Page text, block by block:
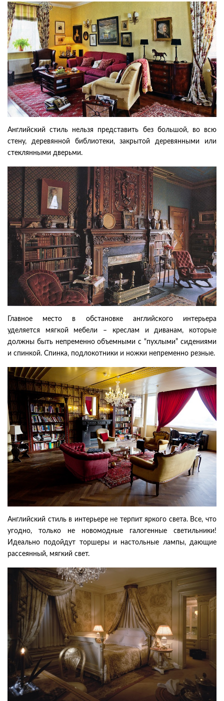
Английский стиль нельзя представить без большой, во всю
стену, деревянной библиотеки, закрытой деревянными или
стеклянными дверьми.
Главное место в обстановке английского интерьера
уделяется мягкой мебели – креслам и диванам, которые
должны быть непременно объемными с “пухлыми” сидениями
и спинкой. Спинка, подлокотники и ножки непременно резные.
Английский стиль в интерьере не терпит яркого света. Все, что
угодно, только не новомодные галогенные светильники!
Идеально подойдут торшеры и настольные лампы, дающие
рассеянный, мягкий свет.